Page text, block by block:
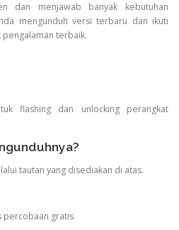
dan menjawab banyak kebutuhan
mengunduh versi terbaru dan ikuti
pengalaman terbaik.
flashing dan unlocking perangkat
tautan yang disediakan di atas.
percobaan gratis.